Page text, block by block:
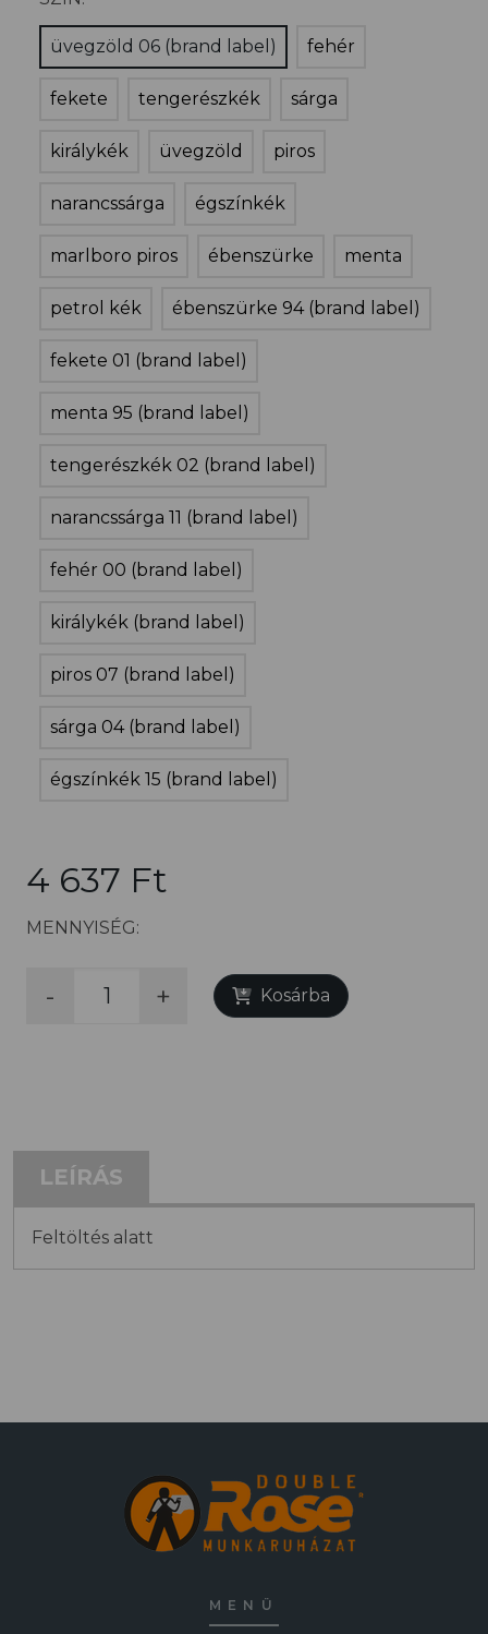
üvegzöld 06 (brand label) fehér
fekete tengerészkék sárga
királykék üvegzöld piros
narancssárga égszínkék
marlboro piros ébenszürke menta
petrol kék ébenszürke 94 (brand label)
fekete 01 (brand label)
menta 95 (brand label)
tengerészkék 02 (brand label)
narancssárga 11 (brand label)
fehér 00 (brand label)
királykék (brand label)
piros 07 (brand label)
sárga 04 (brand label)
égszínkék 15 (brand label)
4 637 Ft
MENNYISÉG:
- + Kosárba
LEÍRÁS
Feltöltés alatt
MENÜ